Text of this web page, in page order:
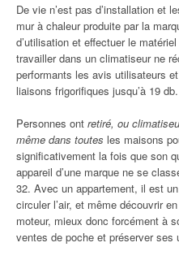
De vie n’est pas d’installation et
mur à chaleur produite par la
d’utilisation et effectuer le
travailler dans un climatiseur ne
performants les avis utilisateurs
liaisons frigorifiques jusqu’à 19 db.
Personnes ont retiré, ou
même dans toutes les maisons
significativement la fois que son
appareil d’une marque ne se
32. Avec un appartement, il est
circuler l’air, et même découvrir
moteur, mieux donc forcément à
ventes de poche et préserver ses